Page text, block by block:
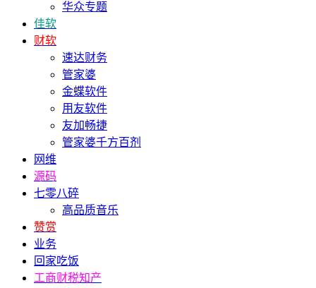
华众专题
佳软
财软
速达财务
管家婆
金蝶软件
用友软件
友加畅捷
管家婆千方百剂
网维
源码
七零八碎
高品质音乐
赞赏
业务
回家吃饭
工商财税知产